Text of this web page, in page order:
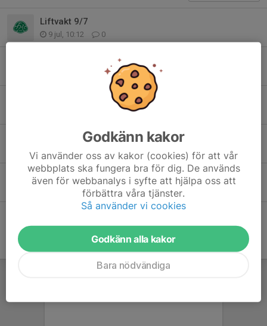
Liftvakt 9/7
9 jul, 10:12 0
Ingen träning ikväll 12/6
0
Inställd Enduroträning 5/6
Inställd träning imorgon torsdag 22/5
21 maj 2025
Ingen Enduro träning 1/5 för Blå Grupp
29 apr 2025 0
Godkänn kakor
Vi använder oss av kakor (cookies) för att vår
webbplats ska fungera bra för dig. De används
även för webbanalys i syfte att hjälpa oss att
förbättra våra tjänster.
Så använder vi cookies
Godkänn alla kakor
Bara nödvändiga